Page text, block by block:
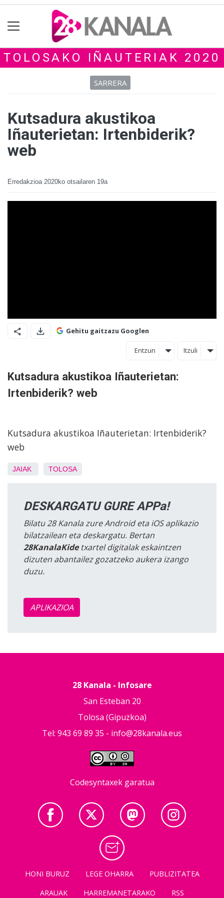
TOLOSAKO IÑAUTERIAK 2020
SARRERA
Kutsadura akustikoa
Iñauterietan: Irtenbiderik?
web
Erredakzioa 2020ko otsailaren 19a
Gehitu gaitzazu Googlen
Entzun Itzuli
Kutsadura akustikoa Iñauterietan:
Irtenbiderik? web
Kutsadura akustikoa Iñauterietan: Irtenbiderik?
web
JAIAK TOLOSA
DESKARGATU GURE APPa!
Bilatu 28 Kanala zure Android eta iOS aplikazio
bilatzailean eta deskargatu. Bertan
28KanalaKidetxartel digitalak eskaintzen
dizuten abantailez gozatzeko aukera izango
duzu.
APLIKAZIOA
28 Kanala - Infosare
San Esteban 20
Tolosa (Gipuzkoa)
Tel: 943 69 89 35 - info@28kanala.eus
Codesyntaxek garatua
HONI BURUZ LEGE OHARRA
PUBLIZITATEA
ARAUAK
HARREMANETARAKO RSS